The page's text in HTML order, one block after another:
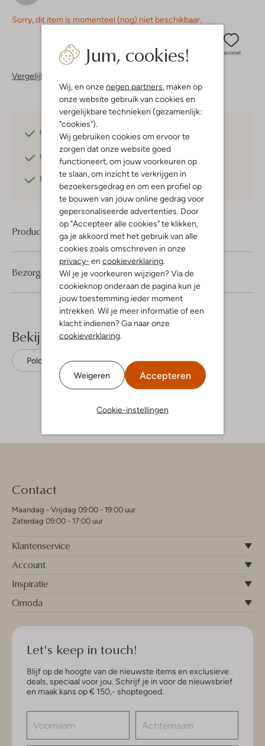
Jum, cookies!
Wij, en onze negen partners, maken op
onze website gebruik van cookies en
vergelijkbare technieken (gezamenlijk:
"cookies").
Wij gebruiken cookies om ervoor te
zorgen dat onze website goed
functioneert, om jouw voorkeuren op
te slaan, om inzicht te verkrijgen in
bezoekersgedrag en om een profiel op
te bouwen van jouw online gedrag voor
gepersonaliseerde advertenties. Door
op "Accepteer alle cookies" te klikken,
ga je akkoord met het gebruik van alle
cookies zoals omschreven in onze
privacy- en cookieverklaring.
Wil je je voorkeuren wijzigen? Via de
cookieknop onderaan de pagina kun je
jouw toestemming ieder moment
intrekken. Wil je meer informatie of een
klacht indienen? Ga naar onze
cookieverklaring.
Weigeren Accepteren
Cookie-instellingen
Sorry, dit item is momenteel (nog) niet beschikbaar.
Favoriet
Vergelijkbare items
Gratis verzending vanaf €75,-
Gratis retourneren binnen 30 dagen*
Betaal achterafmet Klarna
Product informatie
Bezorgen & retourneren
Bekijk meer
Polo's Cars Jeans Katoen
Contact
Maandag - Vrijdag 09:00 - 19:00 uur
Zaterdag 09:00 - 17:00 uur
Klantenservice
Account
Inspiratie
Omoda
Let's keep in touch!
Blijf op de hoogte van de nieuwste items en exclusieve
deals, speciaal voor jou. Schrijf je in voor de nieuwsbrief
en maak kans op € 150,- shoptegoed.